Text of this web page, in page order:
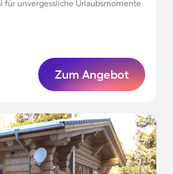
für unvergessliche Urlaubsmomente
Zum Angebot